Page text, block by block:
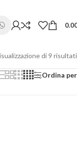
di 9 risultati
Ordina per